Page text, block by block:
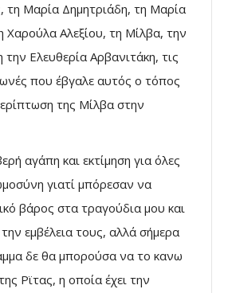
τη Μαρία Δημητριάδη, τη Μαρία
Αλεξίου, τη Μίλβα, την
Ελευθερία Αρβανιτάκη, τις
που έβγαλε αυτός ο τόπος
της Μίλβα στην
αγάπη και εκτίμηση για όλες
γιατί μπόρεσαν να
βάρος στα τραγούδια μου και
εμβέλεια τους, αλλά σήμερα
δε θα μπορούσα να το κανω
Ρϊτας, η οποία έχει την